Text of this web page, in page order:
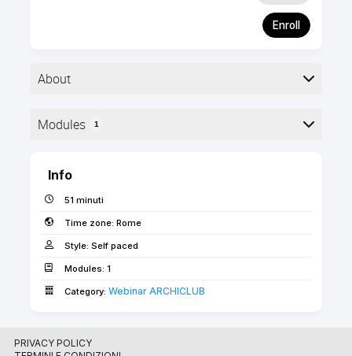
Enroll
About
Registrazione del webinar dedicato ai metodi e alle
Modules 1
Info
51 minuti
Time zone: Rome
Style: Self paced
Modules: 1
Category: Webinar ARCHICLUB
PRIVACY POLICY